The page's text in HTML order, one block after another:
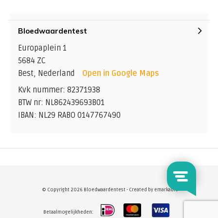
Bloedwaardentest
Europaplein 1
5684 ZC
Best, Nederland
Open in Google Maps
Kvk nummer: 82371938
BTW nr: NL862439693B01
IBAN: NL29 RABO 0147767490
© Copyright 2026 Bloedwaardentest - Created by emarkable
Betaalmogelijkheden: